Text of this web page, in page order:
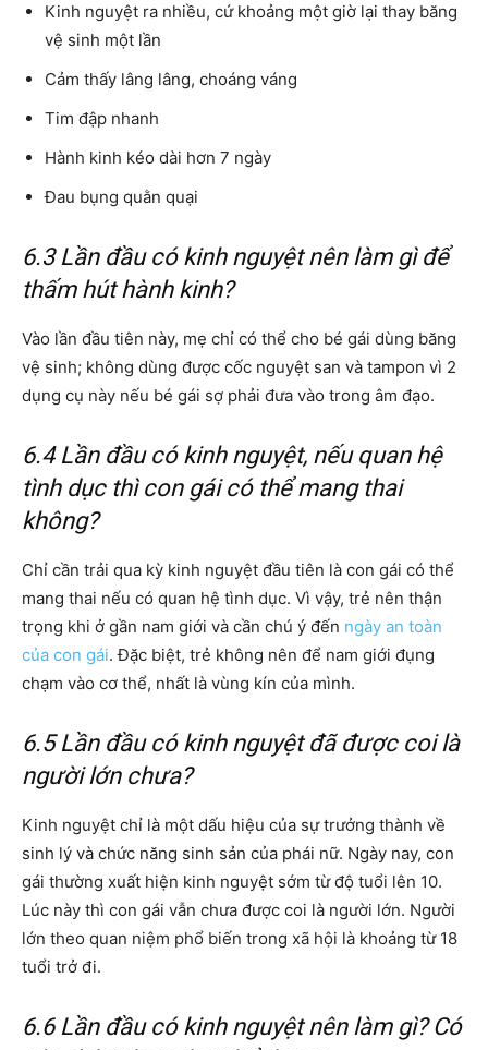
Kinh nguyệt ra nhiều, cứ khoảng một giờ lại thay băng
vệ sinh một lần
Cảm thấy lâng lâng, choáng váng
Tim đập nhanh
Hành kinh kéo dài hơn 7 ngày
Đau bụng quằn quại
6.3 Lần đầu có kinh nguyệt nên làm gì để
thấm hút hành kinh?
Vào lần đầu tiên này, mẹ chỉ có thể cho bé gái dùng băng
vệ sinh; không dùng được cốc nguyệt san và tampon vì 2
dụng cụ này nếu bé gái sợ phải đưa vào trong âm đạo.
6.4 Lần đầu có kinh nguyệt, nếu quan hệ
tình dục thì con gái có thể mang thai
không?
Chỉ cần trải qua kỳ kinh nguyệt đầu tiên là con gái có thể
mang thai nếu có quan hệ tình dục. Vì vậy, trẻ nên thận
trọng khi ở gần nam giới và cần chú ý đến ngày an toàn
của con gái. Đặc biệt, trẻ không nên để nam giới đụng
chạm vào cơ thể, nhất là vùng kín của mình.
6.5 Lần đầu có kinh nguyệt đã được coi là
người lớn chưa?
Kinh nguyệt chỉ là một dấu hiệu của sự trưởng thành về
sinh lý và chức năng sinh sản của phái nữ. Ngày nay, con
gái thường xuất hiện kinh nguyệt sớm từ độ tuổi lên 10.
Lúc này thì con gái vẫn chưa được coi là người lớn. Người
lớn theo quan niệm phổ biến trong xã hội là khoảng từ 18
tuổi trở đi.
6.6 Lần đầu có kinh nguyệt nên làm gì? Có